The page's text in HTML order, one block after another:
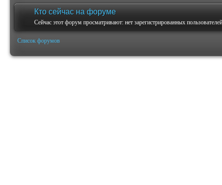
Кто сейчас на форуме
Сейчас этот форум просматривают: нет зарегистрированных
Список форумов